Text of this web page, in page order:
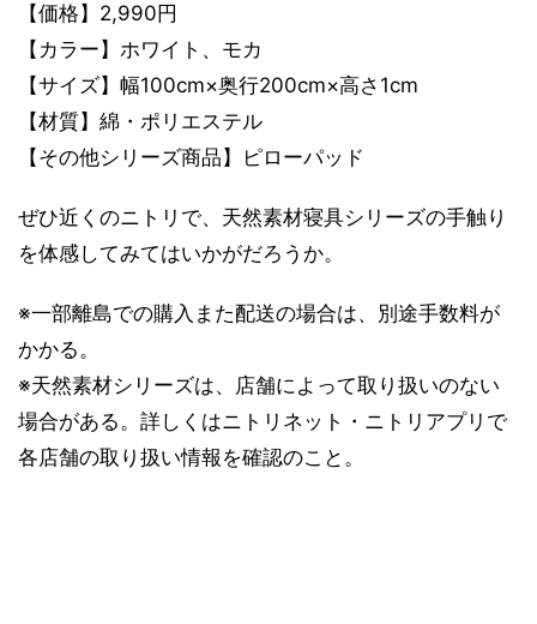
【価格】2,990円
【カラー】ホワイト、モカ
【サイズ】幅100cm×奥行200cm×高さ1cm
【材質】綿・ポリエステル
【その他シリーズ商品】ピローパッド
ぜひ近くのニトリで、天然素材寝具シリーズの⼿触り
を体感してみてはいかがだろうか。
※⼀部離島での購入また配送の場合は、別途⼿数料が
かかる。
※天然素材シリーズは、店舗によって取り扱いのない
場合がある。詳しくはニトリネット・ニトリアプリで
各店舗の取り扱い情報を確認のこと。